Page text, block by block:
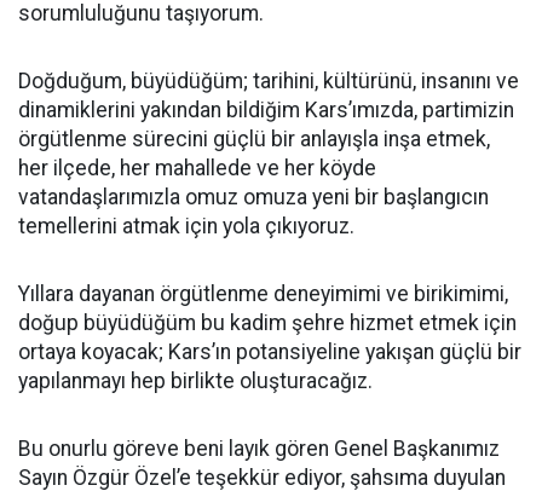
sorumluluğunu taşıyorum.
Doğduğum, büyüdüğüm; tarihini, kültürünü, insanını ve
dinamiklerini yakından bildiğim Kars’ımızda, partimizin
örgütlenme sürecini güçlü bir anlayışla inşa etmek,
her ilçede, her mahallede ve her köyde
vatandaşlarımızla omuz omuza yeni bir başlangıcın
temellerini atmak için yola çıkıyoruz.
Yıllara dayanan örgütlenme deneyimimi ve birikimimi,
doğup büyüdüğüm bu kadim şehre hizmet etmek için
ortaya koyacak; Kars’ın potansiyeline yakışan güçlü bir
yapılanmayı hep birlikte oluşturacağız.
Bu onurlu göreve beni layık gören Genel Başkanımız
Sayın Özgür Özel’e teşekkür ediyor, şahsıma duyulan